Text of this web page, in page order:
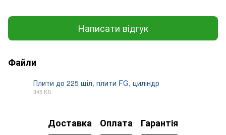
Написати відгук
Файли
Плити до 225 щіл, плити FG, циліндр
345 КБ
Доставка Оплата Гарантія